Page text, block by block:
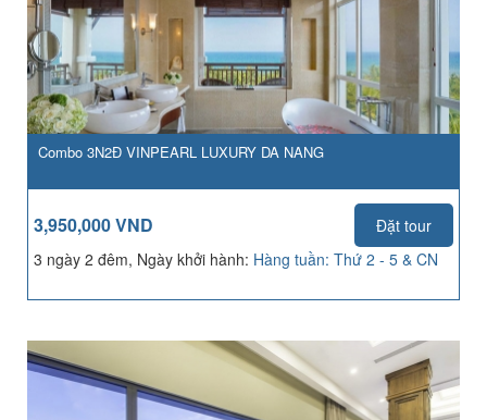
Combo 3N2Đ VINPEARL LUXURY DA NANG
3,950,000 VND
Đặt tour
3 ngày 2 đêm, Ngày khởi hành: Hàng tuần: Thứ 2 - 5 & CN